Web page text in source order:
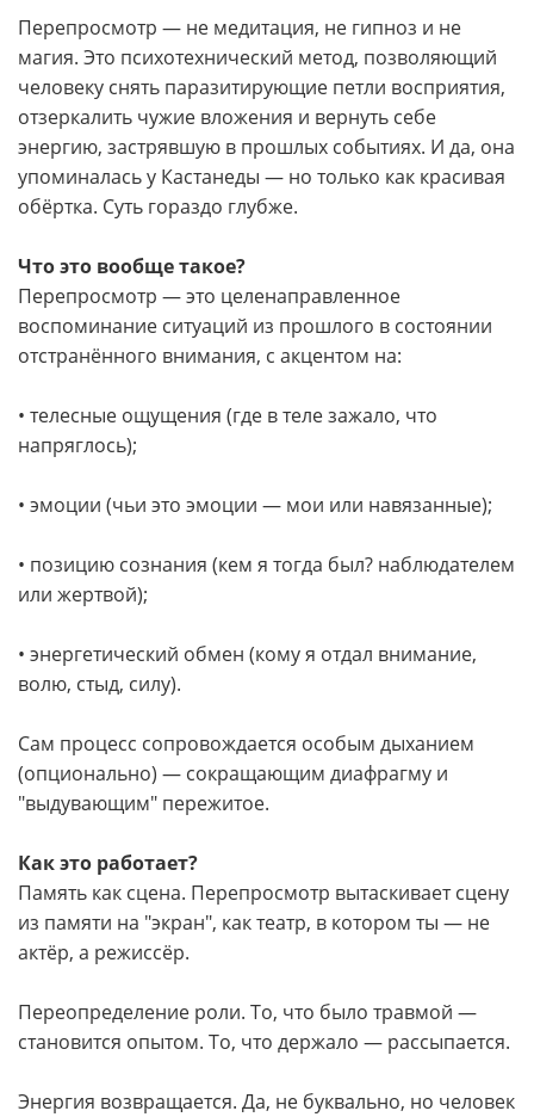
Перепросмотр — не медитация, не гипноз и не
магия. Это психотехнический метод, позволяющий
человеку снять паразитирующие петли восприятия,
отзеркалить чужие вложения и вернуть себе
энергию, застрявшую в прошлых событиях. И да, она
упоминалась у Кастанеды — но только как красивая
обёртка. Суть гораздо глубже.
Что это вообще такое?
Перепросмотр — это целенаправленное
воспоминание ситуаций из прошлого в состоянии
отстранённого внимания, с акцентом на:
• телесные ощущения (где в теле зажало, что
напряглось);
• эмоции (чьи это эмоции — мои или навязанные);
• позицию сознания (кем я тогда был? наблюдателем
или жертвой);
• энергетический обмен (кому я отдал внимание,
волю, стыд, силу).
Сам процесс сопровождается особым дыханием
(опционально) — сокращающим диафрагму и
"выдувающим" пережитое.
Как это работает?
Память как сцена. Перепросмотр вытаскивает сцену
из памяти на "экран", как театр, в котором ты — не
актёр, а режиссёр.
Переопределение роли. То, что было травмой —
становится опытом. То, что держало — рассыпается.
Энергия возвращается. Да, не буквально, но человек